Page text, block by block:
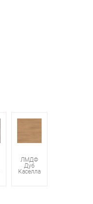
ЛМДФ
Дуб
Каселла